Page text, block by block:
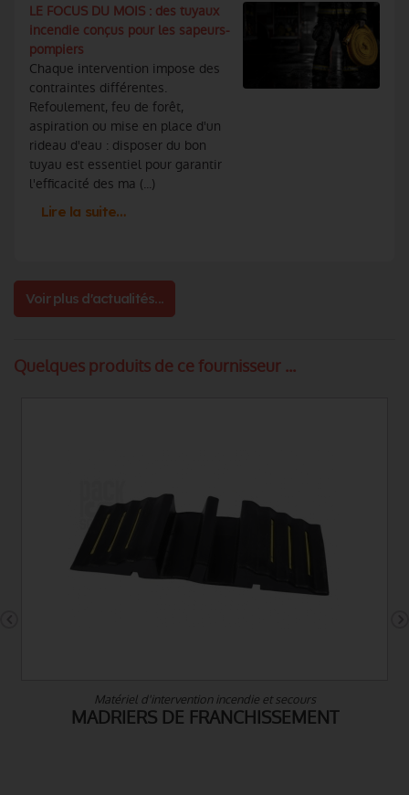
LE FOCUS DU MOIS : des tuyaux
incendie conçus pour les sapeurs-
pompiers
Chaque intervention impose des
contraintes différentes.
Refoulement, feu de forêt,
aspiration ou mise en place d'un
rideau d'eau : disposer du bon
tuyau est essentiel pour garantir
l'efficacité des ma (...)
Lire la suite…
Voir plus d'actualités...
Quelques produits de ce fournisseur ...
Matériel d'intervention incendie et secours
MADRIERS DE FRANCHISSEMENT